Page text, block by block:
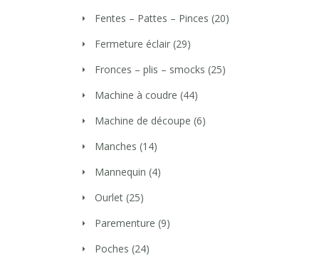
Fentes – Pattes – Pinces (20)
Fermeture éclair (29)
Fronces – plis – smocks (25)
Machine à coudre (44)
Machine de découpe (6)
Manches (14)
Mannequin (4)
Ourlet (25)
Parementure (9)
Poches (24)